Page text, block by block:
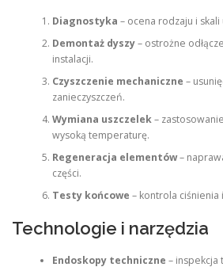
Diagnostyka – ocena rodzaju i skali
Demontaż dyszy– ostrożne
instalacji.
Czyszczenie mechaniczne –
zanieczyszczeń.
Wymiana uszczelek–
wysoką temperaturę.
Regeneracja elementów–
części.
Testy końcowe – kontrola ciśnienia
Technologie i narzędzia
Endoskopy techniczne – inspekcja